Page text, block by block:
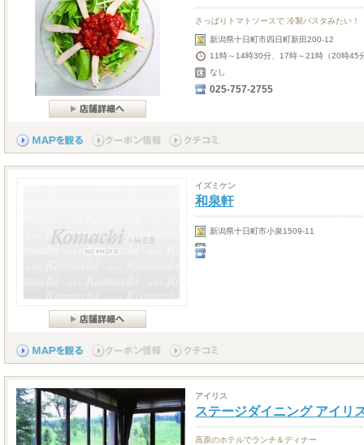
さっぱりトマトソースで 冷製パスタみたい！
新潟県十日町市四日町新田200-12
11時～14時30分、17時～21時（20時
なし
025-757-2755
イズミケン
和泉軒
新潟県十日町市小泉1509-11
アイリス
ステージダイニング アイリ
高原のホテルでランチ＆ディナー